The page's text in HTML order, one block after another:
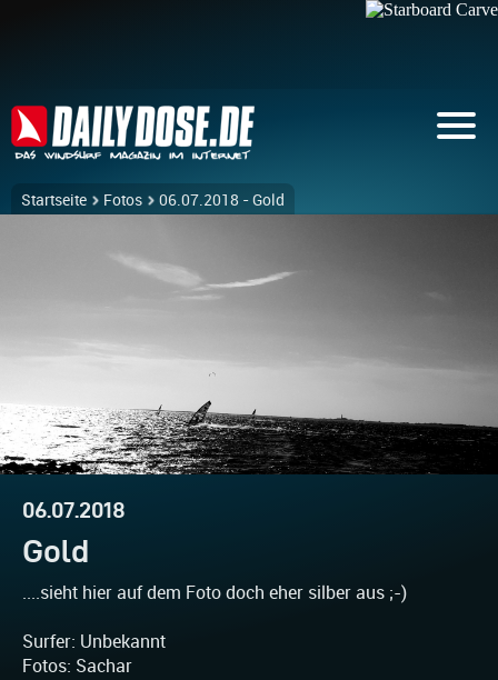
Startseite Fotos 06.07.2018 - Gold
06.07.2018
Gold
....sieht hier auf dem Foto doch eher silber aus ;-)
Surfer: Unbekannt
Fotos: Sachar